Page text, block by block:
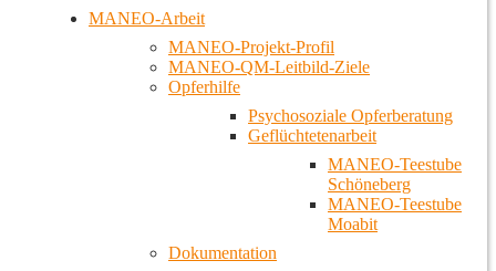
MANEO-Arbeit
MANEO-Projekt-Profil
MANEO-QM-Leitbild-Ziele
Opferhilfe
Psychosoziale Opferberatung
Geflüchtetenarbeit
MANEO-Teestube
Schöneberg
MANEO-Teestube
Moabit
Dokumentation